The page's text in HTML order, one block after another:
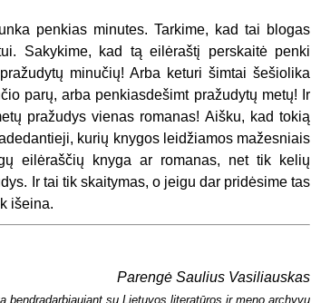
penkias minutes. Tarkime, kad tai blogas
Sakykime, kad tą eilėraštį perskaitė penki
minučių! Arba keturi šimtai šešiolika
parų, arba penkiasdešimt pražudytų metų! Ir
pražudys vienas romanas! Aišku, kad tokią
kurių knygos leidžiamos mažesniais
eilėraščių knyga ar romanas, net tik kelių
Ir tai tik skaitymas, o jeigu dar pridėsime tas
išeina.
Parengė Saulius Vasiliauskas
bendradarbiaujant su Lietuvos literatūros ir meno archyvu